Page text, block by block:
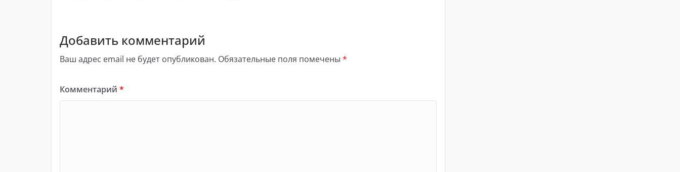
Добавить комментарий
Ваш адрес email не будет опубликован. Обязательные поля помечены *
Комментарий *